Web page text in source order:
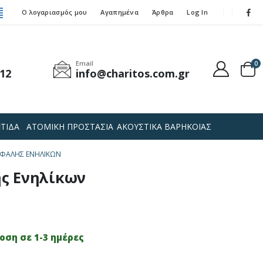
Ο λογαριασμός μου Αγαπημένα Άρθρα Log In
Email
info@charitos.com.gr
0
ΑΤΟΜΙΚΗ ΠΡΟΣΤΑΣΙΑ ΑΚΟΥΣΤΙΚΑ ΒΑΡΗΚΟΪΑΣ
ΕΝΗΛΊΚΩΝ
Ενηλίκων
σε 1-3 ημέρες